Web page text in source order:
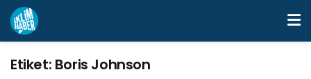
Etiket: Boris Johnson